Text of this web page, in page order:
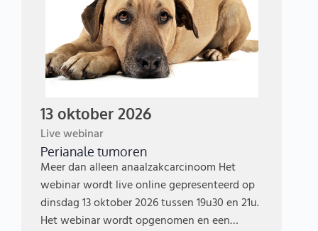
13 oktober 2026
Live webinar
Perianale tumoren
Meer dan alleen anaalzakcarcinoom Het
webinar wordt live online gepresenteerd op
dinsdag 13 oktober 2026 tussen 19u30 en 21u.
Het webinar wordt opgenomen en een…